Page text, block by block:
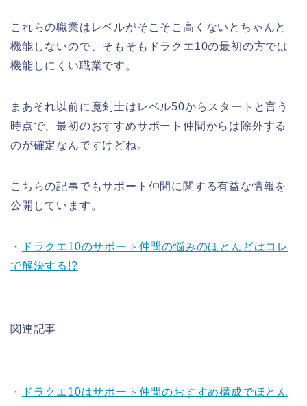
これらの職業はレベルがそこそこ高くないとちゃんと
機能しないので、そもそもドラクエ10の最初の方では
機能しにくい職業です。
まあそれ以前に魔剣士はレベル50からスタートと言う
時点で、最初のおすすめサポート仲間からは除外する
のが確定なんですけどね。
こちらの記事でもサポート仲間に関する有益な情報を
公開しています。
・
ドラクエ10のサポート仲間の悩みのほとんどはコレ
で解決する!?
関連記事
・
ドラクエ10はサポート仲間のおすすめ構成でほとん